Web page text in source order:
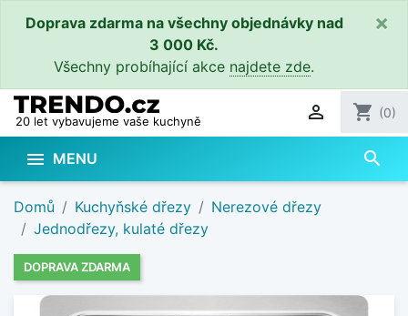
Doprava zdarma na všechny objednávky nad
3 000 Kč.
Všechny probíhající akce najdete zde.
×
20 let vybavujeme vaše kuchyně  shopping_cart (0)
 MENU search
Domů Kuchyňské dřezy
Nerezové dřezy
Jednodřezy, kulaté dřezy
DOPRAVA ZDARMA